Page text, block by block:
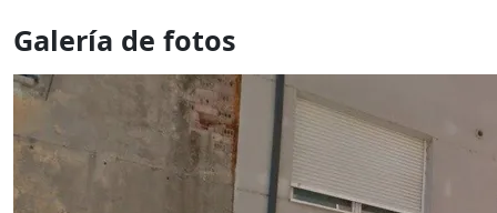
Galería de fotos